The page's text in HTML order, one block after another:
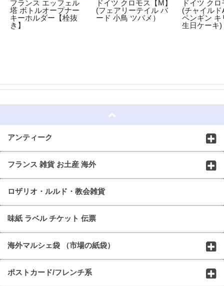
フランス エッフェル
塔 ボトルオープナー
キーホルダー【栓抜
き】
ドイツ クロモス【M】
(フェアリーテイル バ
ード 小鳥 ツバメ）
ドイツ ク
(チャイルド
ペンギン キ
生日ケーキ)
アンティーク
フランス 雑貨 お土産 海外
ロザリオ・ルルド・教会雑貨
味紙 ラベル チケット 伝票
海外マルシェ袋 （市場の紙袋）
ポストカード/フレンチ系